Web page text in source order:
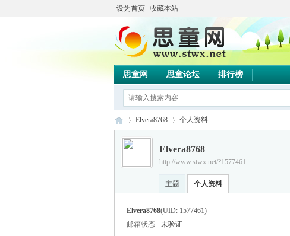
设为首页 收藏本站
思童网 思童论坛 排行榜
›
Elvera8768 个人资料
Elvera8768
http://www.stwx.net/?1577461
主题 个人资料
Elvera8768(UID: 1577461)
邮箱状态
未验证